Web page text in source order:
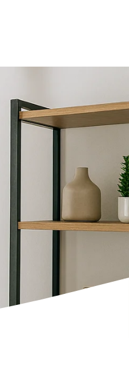
0000